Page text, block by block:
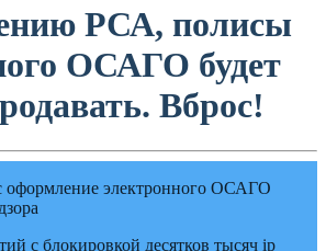
РСА, полисы
ОСАГО будет
Вброс!
с блокировкой десятков тысяч ip